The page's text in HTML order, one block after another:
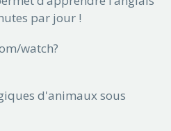
par jour !
watch?